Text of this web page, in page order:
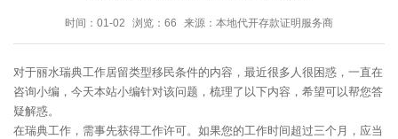
时间：01-02 浏览：66 来源：本地代开存款证明服务商
对于丽水瑞典工作居留类型移民条件的内容，最近很多人很困惑，一直在
咨询小编，今天本站小编针对该问题，梳理了以下内容，希望可以帮您答
疑解惑。
在瑞典工作，需事先获得工作许可。如果您的工作时间超过三个月，应当